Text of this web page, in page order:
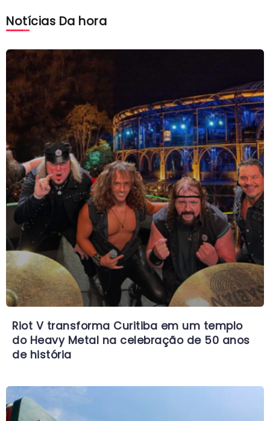
Notícias Da hora
Riot V transforma Curitiba em um templo
do Heavy Metal na celebração de 50 anos
de história